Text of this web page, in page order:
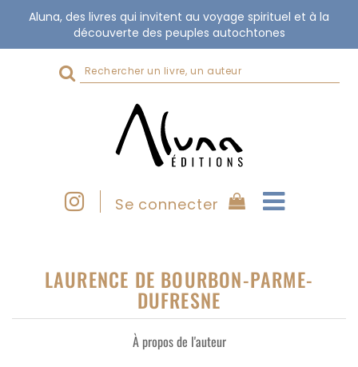
Aluna, des livres qui invitent au voyage spirituel et à la
découverte des peuples autochtones
Rechercher
sur
Se connecter
LAURENCE DE BOURBON-PARME-
DUFRESNE
À propos de l'auteur